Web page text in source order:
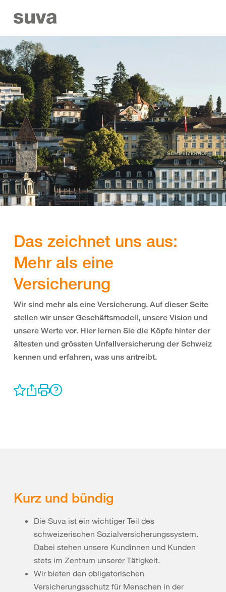
Das zeichnet uns aus:
Mehr als eine
Versicherung
Wir sind mehr als eine Versicherung. Auf dieser Seite
stellen wir unser Geschäftsmodell, unsere Vision und
unsere Werte vor. Hier lernen Sie die Köpfe hinter der
ältesten und grössten Unfallversicherung der Schweiz
kennen und erfahren, was uns antreibt.
Kurz und bündig
Die Suva ist ein wichtiger Teil des
schweizerischen Sozialversicherungssystem.
Dabei stehen unsere Kundinnen und Kunden
stets im Zentrum unserer Tätigkeit.
Wir bieten den obligatorischen
Versicherungsschutz für Menschen in der